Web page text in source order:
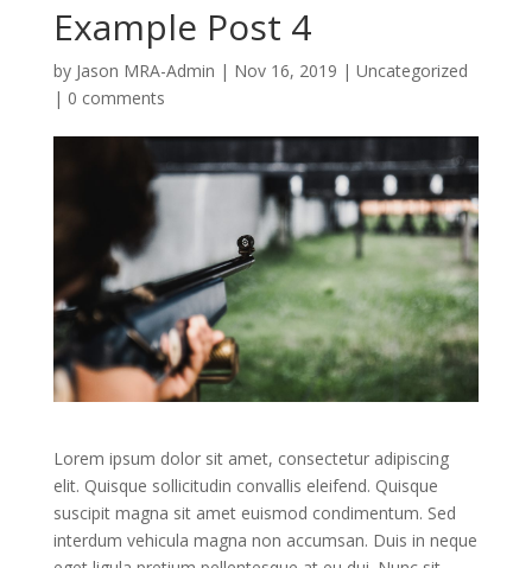
Example Post 4
by Jason MRA-Admin | Nov 16, 2019 | Uncategorized
| 0 comments
Lorem ipsum dolor sit amet, consectetur adipiscing
elit. Quisque sollicitudin convallis eleifend. Quisque
suscipit magna sit amet euismod condimentum. Sed
interdum vehicula magna non accumsan. Duis in neque